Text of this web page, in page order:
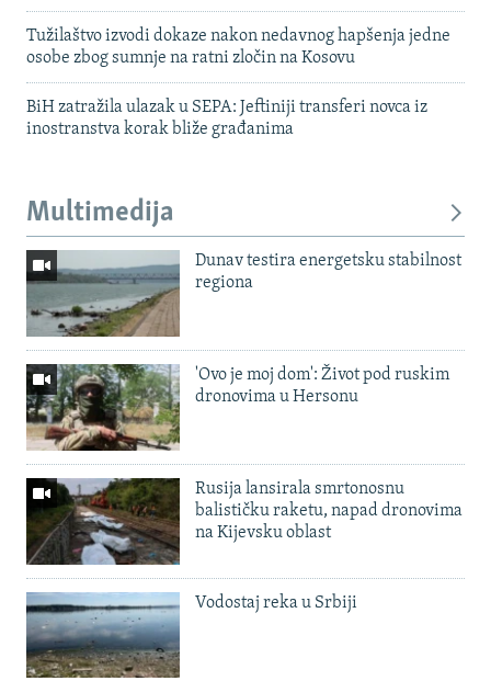
Tužilaštvo izvodi dokaze nakon nedavnog hapšenja jedne
osobe zbog sumnje na ratni zločin na Kosovu
BiH zatražila ulazak u SEPA: Jeftiniji transferi novca iz
inostranstva korak bliže građanima
Multimedija
Dunav testira energetsku stabilnost
regiona
'Ovo je moj dom': Život pod ruskim
dronovima u Hersonu
Rusija lansirala smrtonosnu
balističku raketu, napad dronovima
na Kijevsku oblast
Vodostaj reka u Srbiji